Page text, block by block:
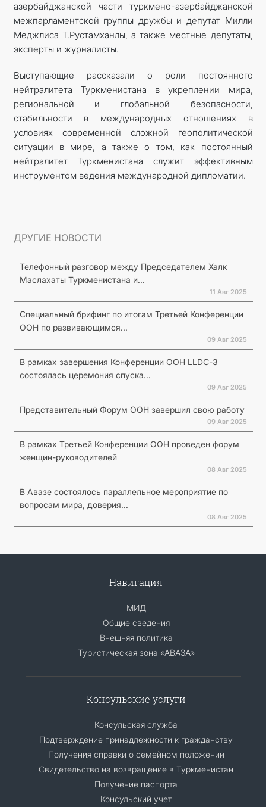
азербайджанской части туркмено-азербайджанской
межпарламентской группы дружбы и депутат Милли
Меджлиса Т.Рустамханлы, а также местные депутаты,
эксперты и журналисты.
Выступающие рассказали о роли постоянного
нейтралитета Туркменистана в укреплении мира,
региональной и глобальной безопасности,
стабильности в международных отношениях в
условиях современной сложной геополитической
ситуации в мире, а также о том, как постоянный
нейтралитет Туркменистана служит эффективным
инструментом ведения международной дипломатии.
ДРУГИЕ НОВОСТИ
Телефонный разговор между Председателем Халк
Маслахаты Туркменистана и...
11 Авг 2025
Специальный брифинг по итогам Третьей Конференции
ООН по развивающимся...
09 Авг 2025
В рамках завершения Конференции ООН LLDC-3
состоялась церемония спуска...
09 Авг 2025
Представительный Форум ООН завершил свою работу
09 Авг 2025
В рамках Третьей Конференции ООН проведен форум
женщин-руководителей
08 Авг 2025
В Авазе состоялось параллельное мероприятие по
вопросам мира, доверия...
08 Авг 2025
Навигация
МИД
Общие сведения
Внешняя политика
Туристическая зона «АВАЗА»
Консульские услуги
Консульская служба
Подтверждение принадлежности к гражданству
Получения справки о семейном положении
Свидетельство на возвращение в Туркменистан
Получение паспорта
Консульский учет